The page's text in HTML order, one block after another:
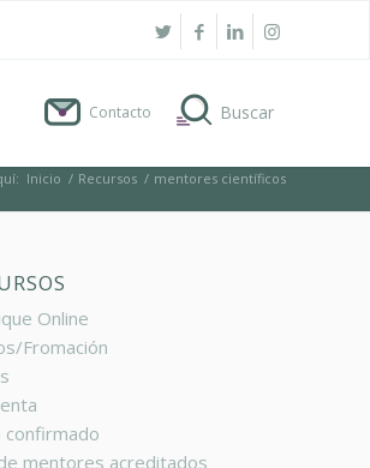
Contacto
Inicio / Recursos / mentores científicos
Online
Fromación
confirmado
mentores acreditados